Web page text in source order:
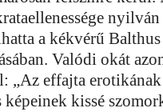
nyilván
a kékvérű Balthus
Valódi okát
„Az effajta
kissé